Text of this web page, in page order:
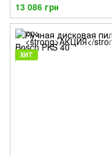
13 086 грн
ХИТ